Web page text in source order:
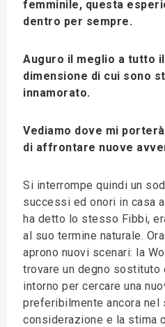
femminile, questa
dentro per sempre.
Auguro il meglio a tutto
dimensione di cui sono
innamorato.
Vediamo dove mi
di affrontare nuove
Si interrompe quindi un
successi ed onori in casa
ha detto lo stesso Fibbi,
al suo termine naturale.
aprono nuovi scenari: la
trovare un degno sostituto
intorno per cercare una
preferibilmente ancora nel
considerazione e la stima